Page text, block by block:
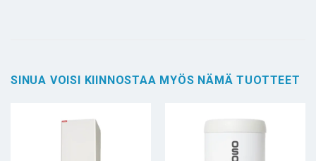
SINUA VOISI KIINNOSTAA MYÖS NÄMÄ TUOTTEET